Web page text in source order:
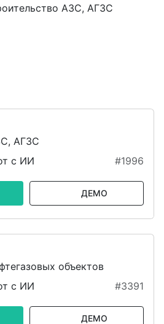
АЗС, АГЗС
АГЗС
с ИИ
#1996
ДЕМО
объектов
с ИИ
#3391
ДЕМО